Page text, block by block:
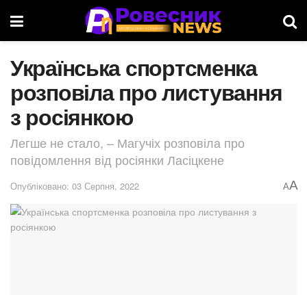
Українська спортсменка
розповіла про листування
з росіянкою
Легше не стало, – Магучіх розповіла про
повідомлення від росіянки Ласіцкене
Опубліковано: 03 Серпня, 2022 AA